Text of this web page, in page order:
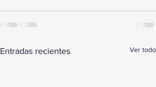
Entradas recientes Ver todo